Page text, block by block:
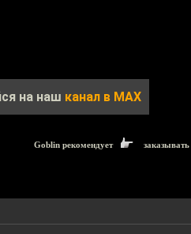
на наш канал в MAX
Goblin рекомендует заказывать